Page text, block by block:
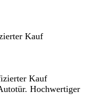
Kauf
Kauf
Hochwertiger